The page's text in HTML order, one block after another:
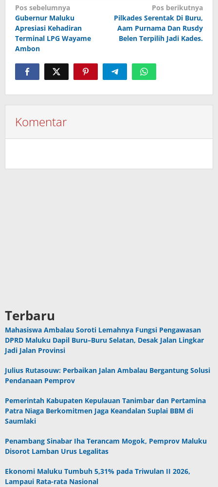
Navigasi
pos
Pos sebelumnya
Gubernur Maluku
Apresiasi Kehadiran
Terminal LPG Wayame
Ambon
Pos berikutnya
Pilkades Serentak Di Buru,
Aam Purnama Dan Rusdy
Belen Terpilih Jadi Kades.
Komentar
Terbaru
Mahasiswa Ambalau Soroti Lemahnya Fungsi Pengawasan
DPRD Maluku Dapil Buru–Buru Selatan, Desak Jalan Lingkar
Jadi Jalan Provinsi
Julius Rutasouw: Perbaikan Jalan Ambalau Bergantung Solusi
Pendanaan Pemprov
Pemerintah Kabupaten Kepulauan Tanimbar dan Pertamina
Patra Niaga Berkomitmen Jaga Keandalan Suplai BBM di
Saumlaki
Penambang Sinabar Iha Terancam Mogok, Pemprov Maluku
Disorot Lamban Urus Legalitas
Ekonomi Maluku Tumbuh 5,31% pada Triwulan II 2026,
Lampaui Rata-rata Nasional